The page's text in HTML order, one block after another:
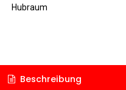
Hubraum
Beschreibung